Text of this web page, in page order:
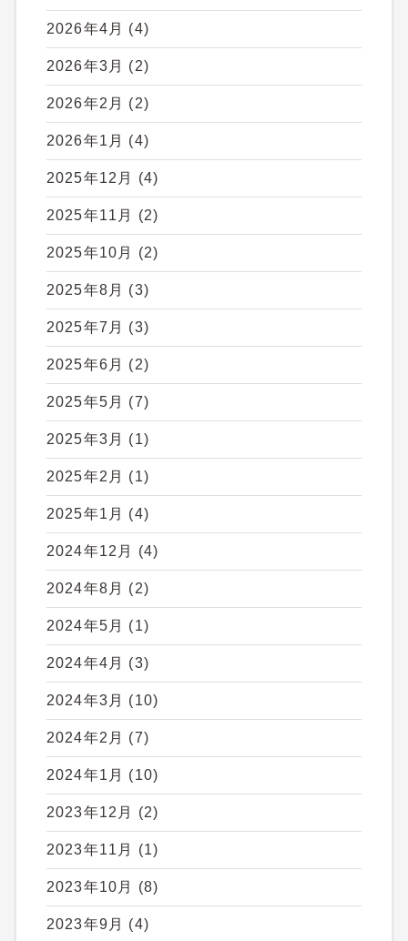
2026年4月 (4)
2026年3月 (2)
2026年2月 (2)
2026年1月 (4)
2025年12月 (4)
2025年11月 (2)
2025年10月 (2)
2025年8月 (3)
2025年7月 (3)
2025年6月 (2)
2025年5月 (7)
2025年3月 (1)
2025年2月 (1)
2025年1月 (4)
2024年12月 (4)
2024年8月 (2)
2024年5月 (1)
2024年4月 (3)
2024年3月 (10)
2024年2月 (7)
2024年1月 (10)
2023年12月 (2)
2023年11月 (1)
2023年10月 (8)
2023年9月 (4)